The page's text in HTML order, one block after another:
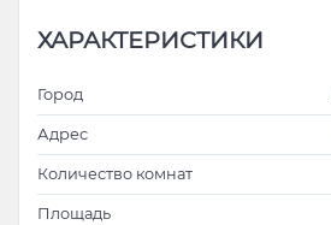
ХАРАКТЕРИСТИКИ
Город
Адрес
Количество комнат
Площадь